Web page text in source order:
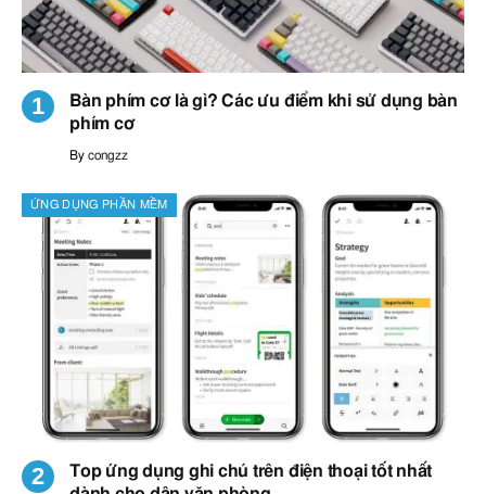
Bàn phím cơ là gì? Các ưu điểm khi sử dụng bàn
phím cơ
By congzz
ỨNG DỤNG PHẦN MỀM
Top ứng dụng ghi chú trên điện thoại tốt nhất